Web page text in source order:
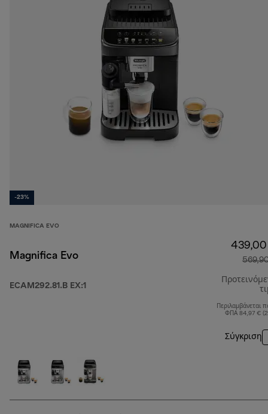
-23%
MAGNIFICA EVO
Magnifica Evo
ECAM292.81.B EX:1
Περιλαμβάνεται
ΦΠΑ 84,97 €
Σύγκριση